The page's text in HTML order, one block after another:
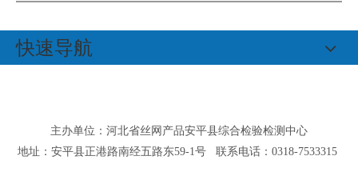
快速导航
主办单位：河北省丝网产品安平县综合检验检测中心
地址：安平县正港路南经五路东59-1号 联系电话：0318-7533315